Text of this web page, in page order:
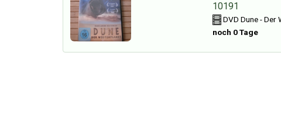
10191
DVD Dune - Der
noch 0 Tage